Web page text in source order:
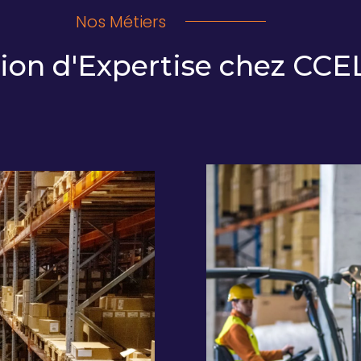
Nos Métiers
d'Expertise chez